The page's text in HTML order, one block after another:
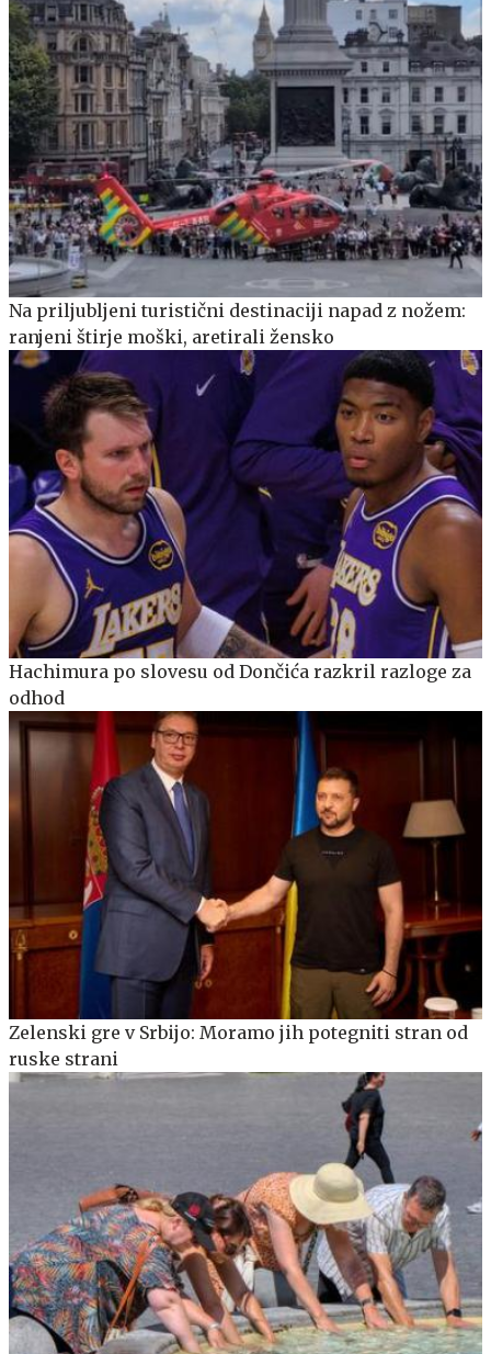
Na priljubljeni turistični destinaciji napad z nožem:
ranjeni štirje moški, aretirali žensko
Hachimura po slovesu od Dončića razkril razloge za
odhod
Zelenski gre v Srbijo: Moramo jih potegniti stran od
ruske strani